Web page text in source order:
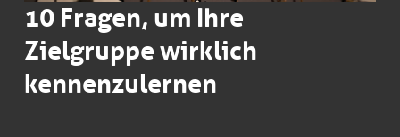
10 Fragen, um Ihre
Zielgruppe wirklich
kennenzulernen